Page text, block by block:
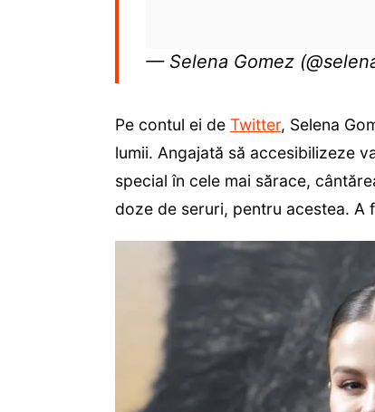
— Selena Gomez
Pe contul ei de Twitter, Selena
lumii. Angajată să accesibilizeze
special în cele mai sărace,
doze de seruri, pentru acestea. A